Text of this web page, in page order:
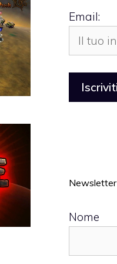
Email:
Newsletter
Nome